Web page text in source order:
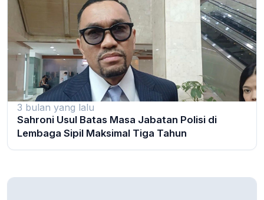
3 bulan yang lalu
Sahroni Usul Batas Masa Jabatan Polisi di
Lembaga Sipil Maksimal Tiga Tahun